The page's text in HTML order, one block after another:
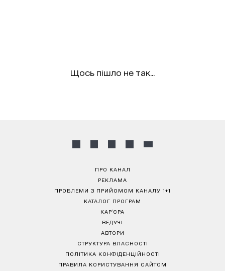
Щось пішло не так...
ПРО КАНАЛ
РЕКЛАМА
ПРОБЛЕМИ З ПРИЙОМОМ КАНАЛУ 1+1
КАТАЛОГ ПРОГРАМ
КАР’ЄРА
ВЕДУЧІ
АВТОРИ
СТРУКТУРА ВЛАСНОСТІ
ПОЛІТИКА КОНФІДЕНЦІЙНОСТІ
ПРАВИЛА КОРИСТУВАННЯ САЙТОМ